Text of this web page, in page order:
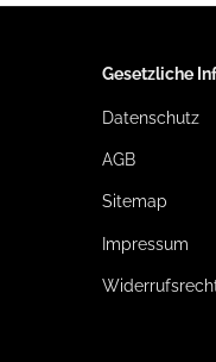
Gesetzliche
Datenschutz
AGB
Sitemap
Impressum